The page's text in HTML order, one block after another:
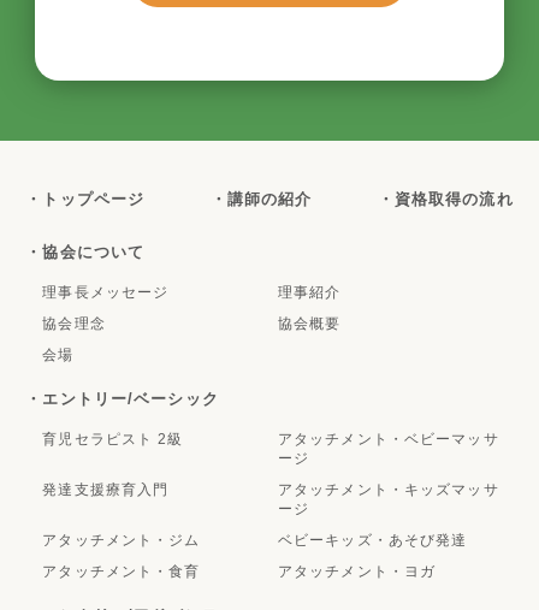
・トップページ ・講師の紹介 ・資格取得の流れ
・協会について
理事長メッセージ
理事紹介
協会理念
協会概要
会場
・エントリー/ベーシック
育児セラピスト 2級
アタッチメント・ベビーマッサ
ージ
発達支援療育入門
アタッチメント・キッズマッサ
ージ
アタッチメント・ジム
ベビーキッズ・あそび発達
アタッチメント・食育
アタッチメント・ヨガ